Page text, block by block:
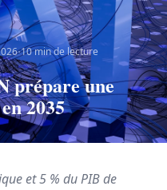
·10min de lecture
prépare une
2035
et 5 % du PIB de